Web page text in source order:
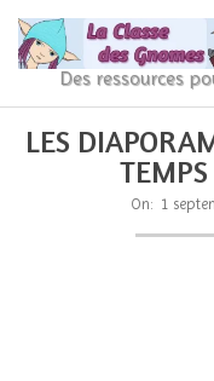
content
La
Classe
gnomes
Des ressources
Navigation
Navigation
LES
On: 1